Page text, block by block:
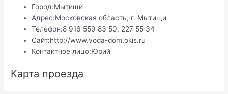
Город:Мытищи
Адрес:Московская область, г. Мытищи
Телефон:8 916 559 83 50, 227 55 34
Сайт:http://www.voda-dom.okis.ru
Контактное лицо:Юрий
Карта проезда